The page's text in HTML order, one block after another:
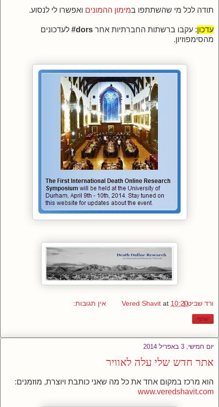
תודה לכל מי שהשתתפו במימון ההמונים ואפשרו לי לנסוע.
עדכון: עקבו ברשתות החברתיות אחר dors#
לעדכונים
מהסימפוזיון.
ורד שביט | Vered Shavit at 10:20 אין תגובות:
שתף
יום חמישי, 3 באפריל 2014
אתר חדש שלי עלה לאוויר
הוא מרכז במקום אחד את כל מה שאני כותבת ויוצרת, מוזמנים:
www.veredshavit.com